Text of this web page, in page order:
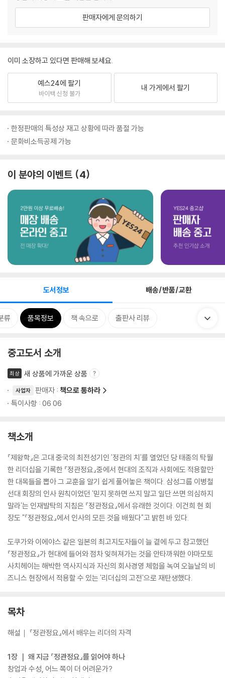
판매자에게 문의하기
이미 소장하고 있다면 판매해 보세요.
예스24에 팔기
바이백 신청 불가
내 가게에서 팔기
한정판매의 특성상 재고 상황에 따라 품절 가능
문화비소득공제 가능
이 분야의 이벤트 4
도서정보 배송/반품/교환
류 품목정보 책 속으로 출판사 리뷰
중고도서 소개
최상 새 상품에 가까운 상품
사업자 판매자 : 책으로 통하라
특이사항 : 06 06
책소개
『제왕학』은 고대 중국의 최전성기인 '정관의 치'를 열었던 당 태종의 탁월
한 리더십을 기록한 『정관정요』중에서 현대의 조직과 사회에도 적용할만
한 대목들을 뽑아 그 교훈을 알기 쉽게 풀어놓은 책이다. 삼성그룹 이병철
선대 회장의 인사 원칙이었던 '믿지 못하면 쓰지 말고 일단 쓰면 의심하지
말라'는 인재발탁의 지침은 『정관정요』에서 유래한 것이다. 이건희 현 회
장도 "『정관정요』에서 인사의 모든 것을 배웠다"고 밝힌 바 있다.
도쿠가와 이에야스 같은 일본의 최고지도자들이 늘 곁에 두고 참고했던
『정관정요』가 현대에 들어와 점차 잊혀져가는 것을 안타까워한 야마모토
사치헤이는 해박한 역사지식과 자신의 회사경영 체험을 녹여 오늘날의 비
즈니스 현장에서 적용할 수 있는 '리더십의 고전'으로 재탄생했다.
목차
해설｜ 『정관정요』에서 배우는 리더의 자격
1장 ｜ 왜 지금 『정관정요』를 읽어야 하나
창업과 수성, 어느 쪽이 더 어려운가?